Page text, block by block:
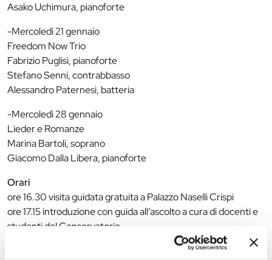
Asako Uchimura, pianoforte
-Mercoledì 21 gennaio
Freedom Now Trio
Fabrizio Puglisi, pianoforte
Stefano Senni, contrabbasso
Alessandro Paternesi, batteria
-Mercoledì 28 gennaio
Lieder e Romanze
Marina Bartoli, soprano
Giacomo Dalla Libera, pianoforte
Orari
ore 16.30 visita guidata gratuita a Palazzo Naselli Crispi
ore 17.15 introduzione con guida all’ascolto a cura di docenti e
studenti del Conservatorio